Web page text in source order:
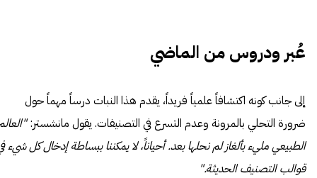
عُبر ودروس من الماضي
إلى جانب كونه اكتشافاً علمياً فريداً، يقدم هذا النبات درساً مهماً حول
ضرورة التحلي بالمرونة وعدم التسرع في التصنيفات. يقول مانشستر:
الطبيعي مليء بألغاز لم نحلها بعد. أحياناً، لا يمكننا ببساطة إدخال كل شيء
قوالب التصنيف الحديثة."